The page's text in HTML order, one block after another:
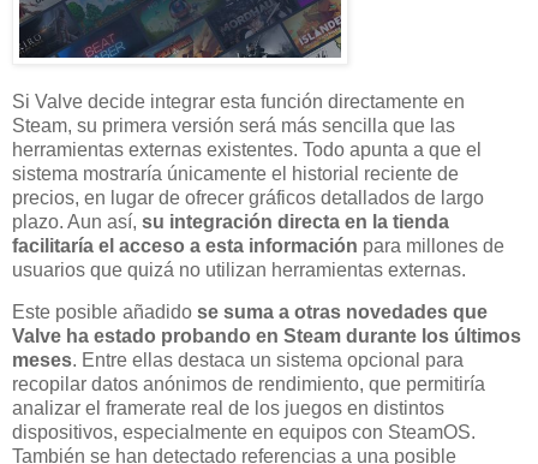
Si Valve decide integrar esta función directamente en
Steam, su primera versión será más sencilla que las
herramientas externas existentes. Todo apunta a que el
sistema mostraría únicamente el historial reciente de
precios, en lugar de ofrecer gráficos detallados de largo
plazo. Aun así, su integración directa en la tienda
facilitaría el acceso a esta información para millones de
usuarios que quizá no utilizan herramientas externas.
Este posible añadido se suma a otras novedades que
Valve ha estado probando en Steam durante los últimos
meses. Entre ellas destaca un sistema opcional para
recopilar datos anónimos de rendimiento, que permitiría
analizar el framerate real de los juegos en distintos
dispositivos, especialmente en equipos con SteamOS.
También se han detectado referencias a una posible